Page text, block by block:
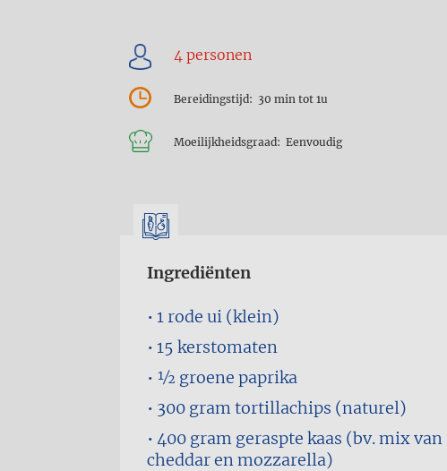
Bereidingstijd 30 min tot 1u
Moeilijkheidsgraad Eenvoudig
Ingrediënten
1 rode ui (klein)
15 kerstomaten
1⁄2 groene paprika
300 gramtortillachips (naturel)
400 gram geraspte kaas (bv. mix van
cheddar en mozzarella)